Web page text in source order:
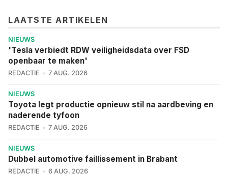
LAATSTE ARTIKELEN
NIEUWS
'Tesla verbiedt RDW veiligheidsdata over FSD
openbaar te maken'
REDACTIE 7 AUG. 2026
NIEUWS
Toyota legt productie opnieuw stil na aardbeving en
naderende tyfoon
REDACTIE 7 AUG. 2026
NIEUWS
Dubbel automotive faillissement in Brabant
REDACTIE 6 AUG. 2026